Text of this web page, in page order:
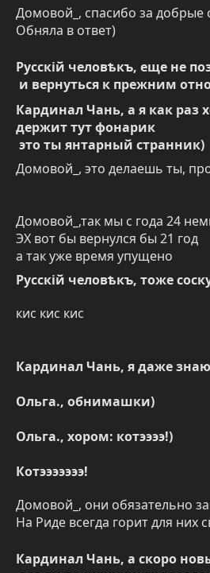
Домовой_, спасибо за добрые
Обняла в ответ)
Русскій человѣкъ, еще не
и вернуться к прежним
Кардинал Чань, а я как раз
держит тут фонарик
это ты янтарный странник)
Домовой_, это делаешь ты,
Домовой_,так мы с года 24
ЭХ вот бы вернулся бы 21 год
а так уже время упущено
Русскій человѣкъ, тоже
кис кис кис
Кардинал Чань, я даже
Ольга., обнимашки)
Ольга., хором: котээээ!)
Котэээээээ!
Домовой_, они обязательно
На Риде всегда горит для них
Кардинал Чань, а скоро